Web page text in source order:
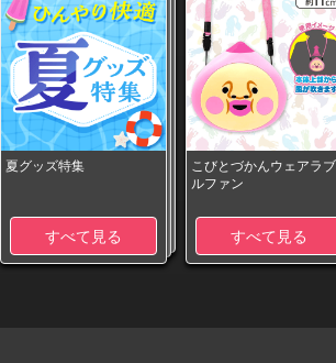
夏グッズ特集
すべて見る
こびとづかんウェアラブ
ルファン
すべて見る